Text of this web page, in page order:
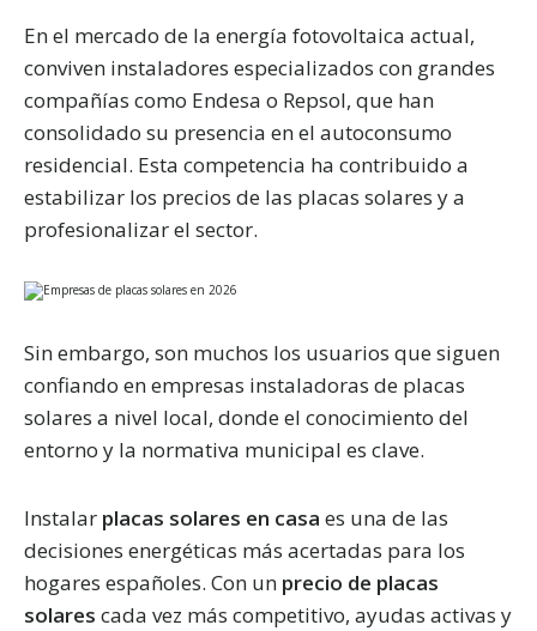
En el mercado de la energía fotovoltaica actual,
conviven instaladores especializados con grandes
compañías como Endesa o Repsol, que han
consolidado su presencia en el autoconsumo
residencial. Esta competencia ha contribuido a
estabilizar los precios de las placas solares y a
profesionalizar el sector.
Sin embargo, son muchos los usuarios que siguen
confiando en empresas instaladoras de placas
solares a nivel local, donde el conocimiento del
entorno y la normativa municipal es clave.
Instalar placas solares en casa es una de las
decisiones energéticas más acertadas para los
hogares españoles. Con un precio de placas
solares cada vez más competitivo, ayudas activas y